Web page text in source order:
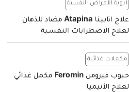
أدوية الأمراض النفسية
علاج اتابينا Atapina مضاد للذهان
لعلاج الاضطرابات النفسية
مكملات غذائية
حبوب فيرومن Feromin مكمل غذائي
لعلاج الأنيميا